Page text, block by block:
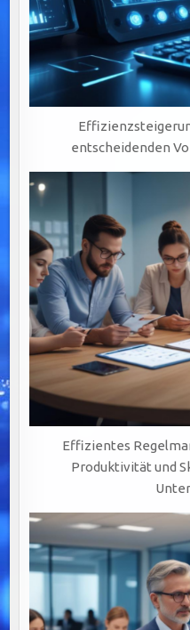
entscheidenden
Effizientes
Produktivität und